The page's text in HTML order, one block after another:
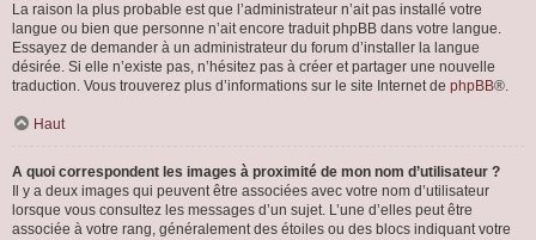
La raison la plus probable est que l’administrateur n’ait pas installé votre
langue ou bien que personne n’ait encore traduit phpBB dans votre langue.
Essayez de demander à un administrateur du forum d’installer la langue
désirée. Si elle n’existe pas, n’hésitez pas à créer et partager une nouvelle
traduction. Vous trouverez plus d’informations sur le site Internet de phpBB®.
Haut
A quoi correspondent les images à proximité de mon nom d’utilisateur ?
Il y a deux images qui peuvent être associées avec votre nom d’utilisateur
lorsque vous consultez les messages d’un sujet. L’une d’elles peut être
associée à votre rang, généralement des étoiles ou des blocs indiquant votre